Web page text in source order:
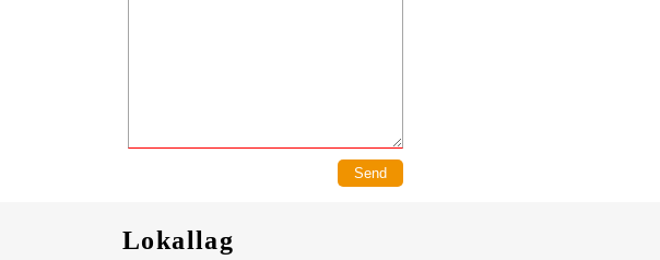
Lokallag